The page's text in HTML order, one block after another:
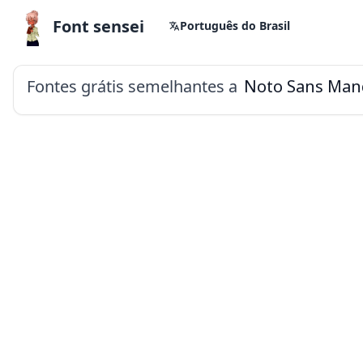
Font sensei Português do Brasil
Fontes grátis semelhantes a Noto Sans